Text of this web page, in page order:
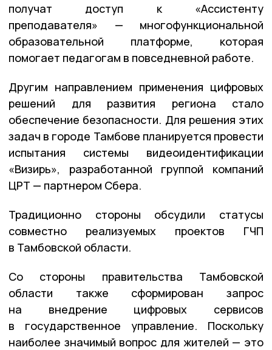
получат доступ к «Ассистенту
преподавателя» — многофункциональной
образовательной платформе, которая
помогает педагогам в повседневной работе.
Другим направлением применения цифровых
решений для развития региона стало
обеспечение безопасности. Для решения этих
задач в городе Тамбове планируется провести
испытания системы видеоидентификации
«Визирь», разработанной группой компаний
ЦРТ — партнером Сбера.
Традиционно стороны обсудили статусы
совместно реализуемых проектов ГЧП
в Тамбовской области.
Со стороны правительства Тамбовской
области также сформирован запрос
на внедрение цифровых сервисов
в государственное управление. Поскольку
наиболее значимый вопрос для жителей — это